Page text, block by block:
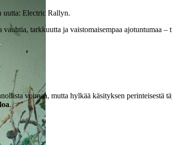
uutta: Electric Rallyn.
tarkkuutta ja vaistomaisempaa ajotuntumaa –
voimaa, mutta hylkää käsityksen perinteisestä
.